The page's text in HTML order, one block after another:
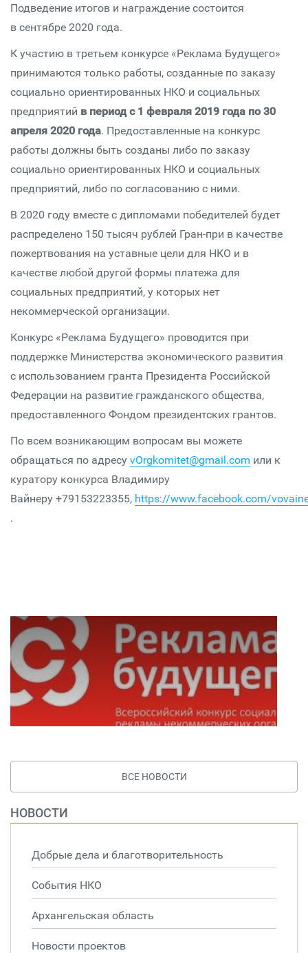
Подведение итогов и награждение состоится
в сентябре 2020 года.
К участию в третьем конкурсе «Реклама Будущего»
принимаются только работы, созданные по заказу
социально ориентированных НКО и социальных
предприятий в период с 1 февраля 2019 года по 30
апреля 2020 года. Предоставленные на конкурс
работы должны быть созданы либо по заказу
социально ориентированных НКО и социальных
предприятий, либо по согласованию с ними.
В 2020 году вместе с дипломами победителей будет
распределено 150 тысяч рублей Гран-при в качестве
пожертвования на уставные цели для НКО и в
качестве любой другой формы платежа для
социальных предприятий, у которых нет
некоммерческой организации.
Конкурс «Реклама Будущего» проводится при
поддержке Министерства экономического развития
с использованием гранта Президента Российской
Федерации на развитие гражданского общества,
предоставленного Фондом президентских грантов.
По всем возникающим вопросам вы можете
обращаться по адресу vOrgkomitet@gmail.com или к
куратору конкурса Владимиру
Вайнеру +79153223355, https://www.facebook.com/
.
ВСЕ НОВОСТИ
НОВОСТИ
Добрые дела и благотворительность
События НКО
Архангельская область
Новости проектов